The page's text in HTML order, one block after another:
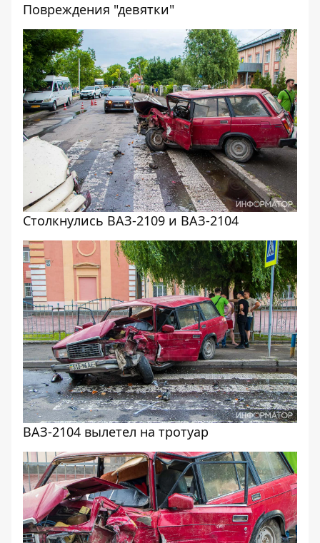
Повреждения "девятки"
Столкнулись ВАЗ-2109 и ВАЗ-2104
ВАЗ-2104 вылетел на тротуар